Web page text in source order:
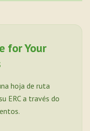
for Your
hoja de ruta
ERC a través do